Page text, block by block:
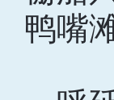
鸭嘴